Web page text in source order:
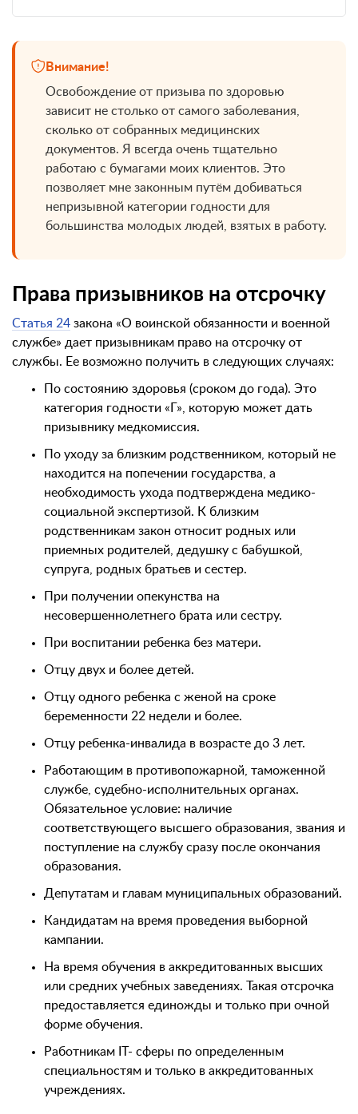
Внимание!
Освобождение от призыва по здоровью
зависит не столько от самого заболевания,
сколько от собранных медицинских
документов. Я всегда очень тщательно
работаю с бумагами моих клиентов. Это
позволяет мне законным путём добиваться
непризывной категории годности для
большинства молодых людей, взятых в работу.
Права призывников на отсрочку
Статья 24 закона «О воинской обязанности и военной
службе» дает призывникам право на отсрочку от
службы. Ее возможно получить в следующих случаях:
По состоянию здоровья (сроком до года). Это
категория годности «Г», которую может дать
призывнику медкомиссия.
По уходу за близким родственником, который не
находится на попечении государства, а
необходимость ухода подтверждена медико-
социальной экспертизой. К близким
родственникам закон относит родных или
приемных родителей, дедушку с бабушкой,
супруга, родных братьев и сестер.
При получении опекунства на
несовершеннолетнего брата или сестру.
При воспитании ребенка без матери.
Отцу двух и более детей.
Отцу одного ребенка с женой на сроке
беременности 22 недели и более.
Отцу ребенка-инвалида в возрасте до 3 лет.
Работающим в противопожарной, таможенной
службе, судебно-исполнительных органах.
Обязательное условие: наличие
соответствующего высшего образования, звания и
поступление на службу сразу после окончания
образования.
Депутатам и главам муниципальных образований.
Кандидатам на время проведения выборной
кампании.
На время обучения в аккредитованных высших
или средних учебных заведениях. Такая отсрочка
предоставляется единожды и только при очной
форме обучения.
Работникам IT- сферы по определенным
специальностям и только в аккредитованных
учреждениях.